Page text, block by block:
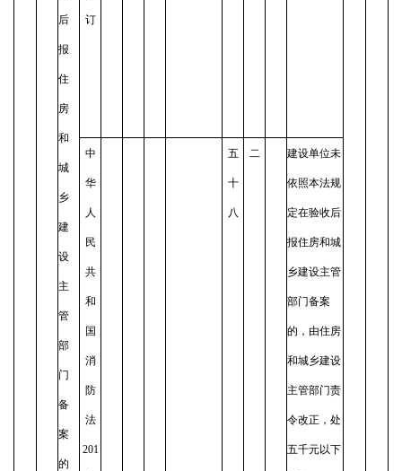
后
报
住
房
和
城
乡
建
设
主
管
部
门
备
案
的
订
中
华
人
民
共
和
国
消
防
法
201
五
十
八
二 建设单位未
依照本法规
定在验收后
报住房和城
乡建设主管
部门备案
的，由住房
和城乡建设
主管部门责
令改正，处
五千元以下